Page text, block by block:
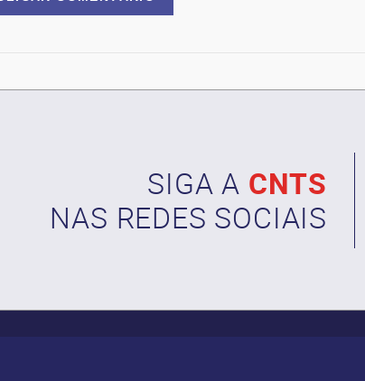
SIGA A CNTS
NAS REDES SOCIAIS